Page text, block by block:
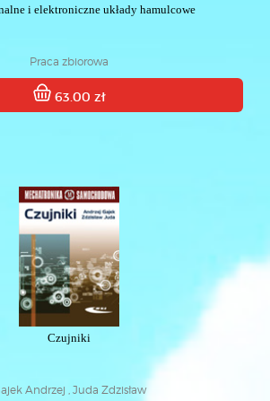
i elektroniczne układy hamulcowe
Praca zbiorowa
63.00 zł
Czujniki
Andrzej , Juda Zdzisław